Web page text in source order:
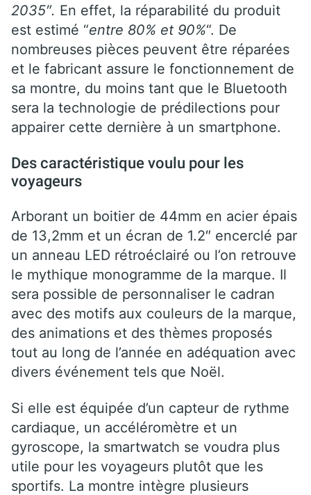
2035″. En effet, la réparabilité du produit
est estimé “entre 80% et 90%“. De
nombreuses pièces peuvent être réparées
et le fabricant assure le fonctionnement de
sa montre, du moins tant que le Bluetooth
sera la technologie de prédilections pour
appairer cette dernière à un smartphone.
Des caractéristique voulu pour les
voyageurs
Arborant un boitier de 44mm en acier épais
de 13,2mm et un écran de 1.2″ encerclé par
un anneau LED rétroéclairé ou l’on retrouve
le mythique monogramme de la marque. Il
sera possible de personnaliser le cadran
avec des motifs aux couleurs de la marque,
des animations et des thèmes proposés
tout au long de l’année en adéquation avec
divers événement tels que Noël.
Si elle est équipée d’un capteur de rythme
cardiaque, un accéléromètre et un
gyroscope, la smartwatch se voudra plus
utile pour les voyageurs plutôt que les
sportifs. La montre intègre plusieurs